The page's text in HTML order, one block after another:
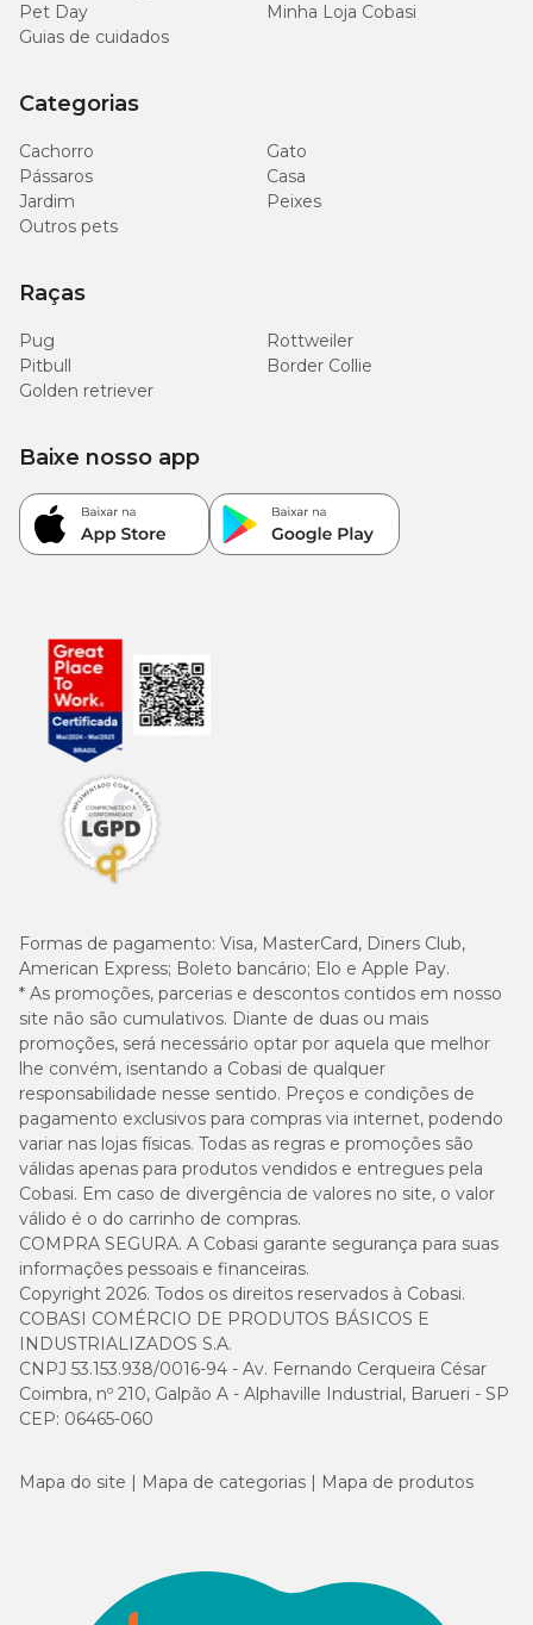
Pet Day
Minha Loja Cobasi
Guias de cuidados
Categorias
Cachorro
Gato
Pássaros
Casa
Jardim
Peixes
Outros pets
Raças
Pug
Rottweiler
Pitbull
Border Collie
Golden retriever
Formas de pagamento: Visa, MasterCard, Diners Club,
American Express; Boleto bancário; Elo e Apple Pay.
* As promoções, parcerias e descontos contidos em nosso
site não são cumulativos. Diante de duas ou mais
promoções, será necessário optar por aquela que melhor
lhe convém, isentando a Cobasi de qualquer
responsabilidade nesse sentido. Preços e condições de
pagamento exclusivos para compras via internet, podendo
variar nas lojas físicas. Todas as regras e promoções são
válidas apenas para produtos vendidos e entregues pela
Cobasi. Em caso de divergência de valores no site, o valor
válido é o do carrinho de compras.
COMPRA SEGURA. A Cobasi garante segurança para suas
informações pessoais e financeiras.
Copyright 2026. Todos os direitos reservados à Cobasi.
COBASI COMÉRCIO DE PRODUTOS BÁSICOS E
INDUSTRIALIZADOS S.A.
CNPJ 53.153.938/0016-94 - Av. Fernando Cerqueira César
Coimbra, nº 210, Galpão A - Alphaville Industrial, Barueri - SP
CEP: 06465-060
Baixe nosso app
Mapa do site Mapa de categorias Mapa de produtos